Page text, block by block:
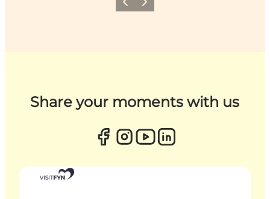
ZurückWeiter
Share your moments with us